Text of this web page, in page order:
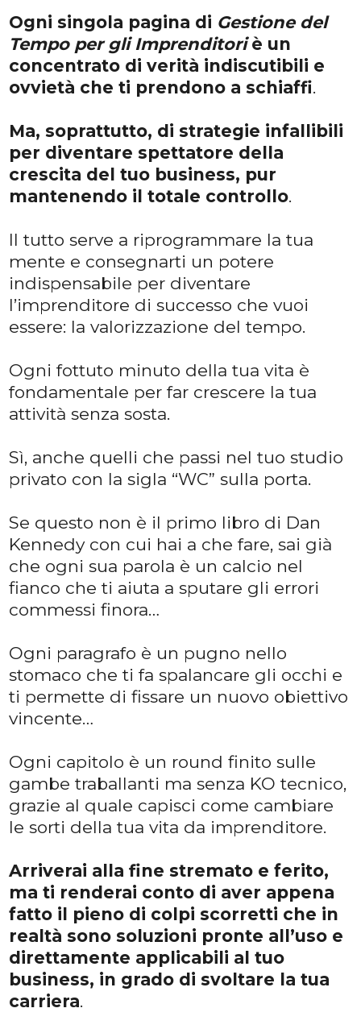
Ogni singola pagina di Gestione del
Tempo per gli Imprenditoriè un
concentrato di verità indiscutibili e
ovvietà che ti prendono a schiaffi.
Ma, soprattutto, di strategie infallibili
per diventare spettatore della
crescita del tuo business, pur
mantenendo il totale controllo.
Il tutto serve a riprogrammare la tua
mente e consegnarti un potere
indispensabile per diventare
l’imprenditore di successo che vuoi
essere: la valorizzazione del tempo.
Ogni fottuto minuto della tua vita è
fondamentale per far crescere la tua
attività senza sosta.
Sì, anche quelli che passi nel tuo studio
privato con la sigla “WC” sulla porta.
Se questo non è il primo libro di Dan
Kennedy con cui hai a che fare, sai già
che ogni sua parola è un calcio nel
fianco che ti aiuta a sputare gli errori
commessi finora…
Ogni paragrafo è un pugno nello
stomaco che ti fa spalancare gli occhi e
ti permette di fissare un nuovo obiettivo
vincente…
Ogni capitolo è un round finito sulle
gambe traballanti ma senza KO tecnico,
grazie al quale capisci come cambiare
le sorti della tua vita da imprenditore.
Arriverai alla fine stremato e ferito,
ma ti renderai conto di aver appena
fatto il pieno di colpi scorretti che in
realtà sono soluzioni pronte all’uso e
direttamente applicabili al tuo
business, in grado di svoltare la tua
carriera.